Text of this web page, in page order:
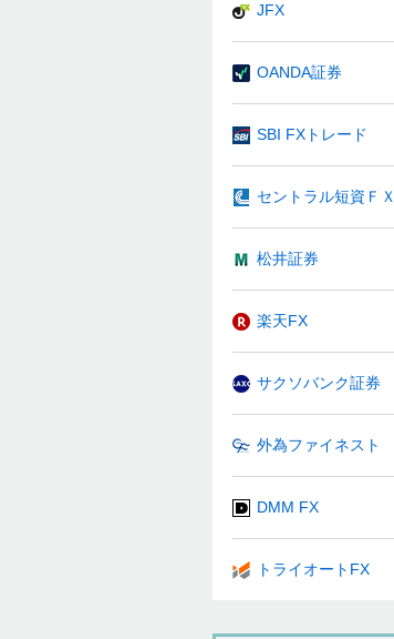
JFX
OANDA証券
SBI FXトレード
セントラル短資ＦＸ
松井証券
楽天FX
サクソバンク証券
外為ファイネスト
DMM FX
トライオートFX